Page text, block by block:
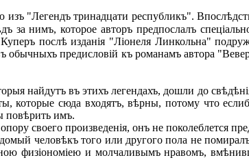
"Легендъ тринадцати республикъ".
за нимъ, которое авторъ предпослалъ
послѣ изданія "Ліонеля Линкольна"
обычныхъ предисловій къ романамъ автора
найдутъ въ этихъ легендахъ, дошли до
которые сюда входятъ, вѣрны, потому что
повѣрить имъ.
своего произведенія, онъ не поколеблется
человѣкъ того или другого пола не
физіономіею и молчаливымъ нравомъ,